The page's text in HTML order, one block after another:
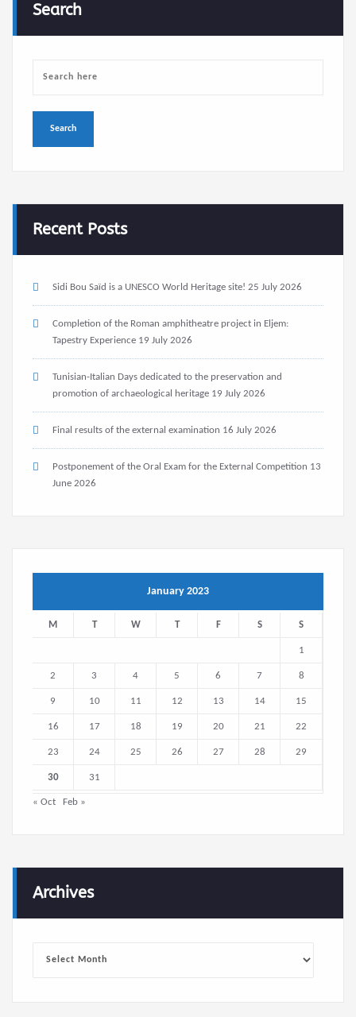
Search
Recent Posts
Sidi Bou Saïd is a UNESCO World Heritage site! 25 July 2026
Completion of the Roman amphitheatre project in Eljem:
Tapestry Experience 19 July 2026
Tunisian-Italian Days dedicated to the preservation and
promotion of archaeological heritage 19 July 2026
Final results of the external examination 16 July 2026
Postponement of the Oral Exam for the External Competition 13
June 2026
January 2023
M T W T F S S
1
2 3 4 5 6 7 8
9 10 11 12 13 14 15
16 17 18 19 20 21 22
23 24 25 26 27 28 29
30 31
« Oct Feb »
Archives